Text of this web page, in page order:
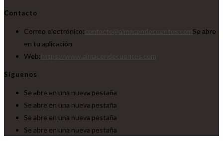
Contacto
Correo electrónico:
Se abre
en tu aplicación
Web:
Síguenos
Se abre en una nueva pestaña
Se abre en una nueva pestaña
Se abre en una nueva pestaña
Se abre en una nueva pestaña